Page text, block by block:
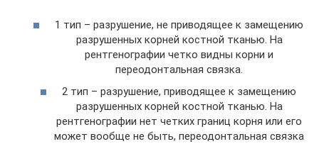
1 тип – разрушение, не приводящее к замещению
разрушенных корней костной тканью. На
рентгенографии четко видны корни и
переодонтальная связка.
2 тип – разрушение, приводящее к замещению
разрушенных корней костной тканью. На
рентгенографии нет четких границ корня или его
может вообще не быть, переодонтальная связка